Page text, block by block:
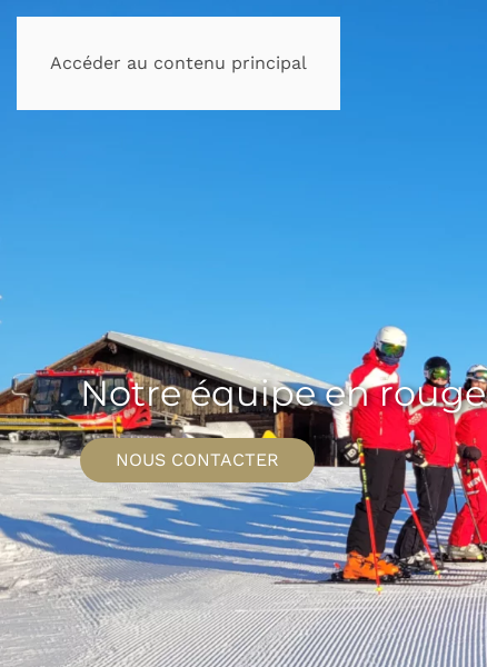
Accéder au contenu principal
Notre équipe en rouge
NOUS CONTACTER